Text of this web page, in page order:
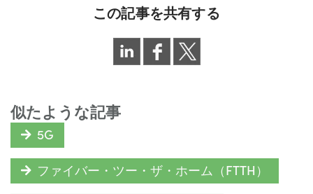
この記事を共有する
似たような記事
5G
ファイバー・ツー・ザ・ホーム（FTTH）